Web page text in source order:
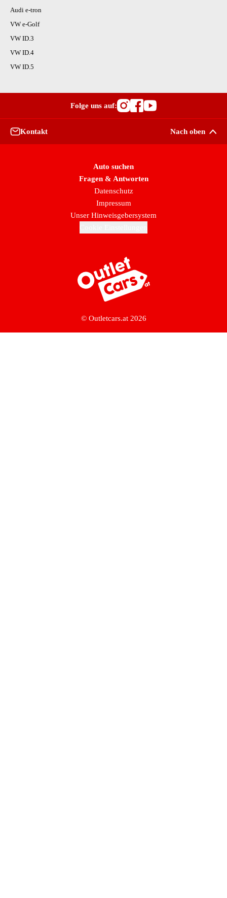
Audi e-tron
VW e-Golf
VW ID.3
VW ID.4
VW ID.5
Folge uns auf:
Besuche
Besuche
Besuche
Kontakt Nach oben
Auto suchen
Fragen & Antworten
Datenschutz
Impressum
Unser Hinweisgebersystem
Zur Startseite
© Outletcars.at 2026